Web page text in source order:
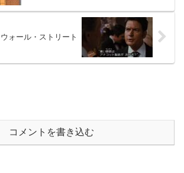
ウォール・ストリート
コメントを書き込む